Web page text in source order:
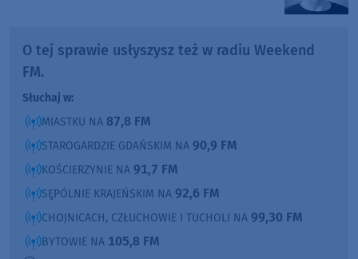
O tej sprawie usłyszysz też w radiu Weekend
FM.
Słuchaj w:
MIASTKU NA 87,8 FM
STAROGARDZIE GDAŃSKIM NA 90,9 FM
KOŚCIERZYNIE NA 91,7 FM
SĘPÓLNIE KRAJEŃSKIM NA 92,6 FM
CHOJNICACH, CZŁUCHOWIE I TUCHOLI NA 99,30 FM
BYTOWIE NA 105,8 FM